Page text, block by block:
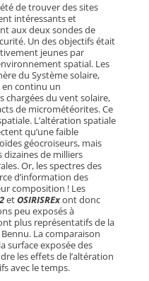
de trouver des sites
intéressants et
aux deux sondes de
Un des objectifs était
jeunes par
spatial. Les
du Système solaire,
en continu un
chargées du vent solaire,
de micrométéorites. Ce
L’altération spatiale
qu’une faible
géocroiseurs, mais
de milliers
Or, les spectres des
d’information des
composition ! Les
etOSIRISRExont donc
peu exposés à
plus représentatifs de la
La comparaison
surface exposée des
les effets de l’altération
avec le temps.